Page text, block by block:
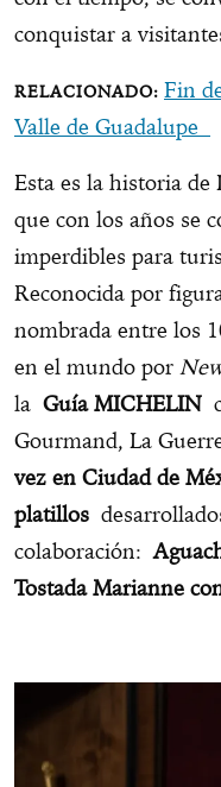
conquistar a
Fin
Valle de Guadalupe
Esta es la historia de
que con los años se
imperdibles para
Reconocida por
nombrada entre los
en el mundo por
la Guía MICHELIN
Gourmand, La
vez en Ciudad de
platillos
colaboración:
Tostada Marianne